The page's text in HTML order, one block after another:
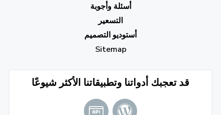
أسئلة وأجوبة
التسعير
أستوديو التصميم
Sitemap
قد تعجبك أدواتنا وتطبيقاتنا الأكثر شيوعًا